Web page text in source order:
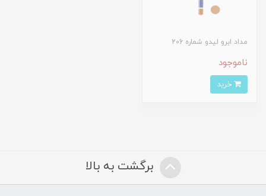
مداد ابرو لیدو شماره 206
ناموجود
برگشت به بالا